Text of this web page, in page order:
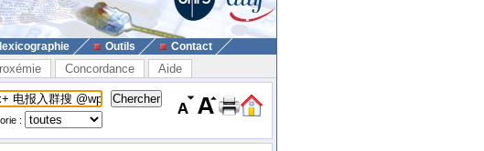
Outils Contact
Concordance Aide
: